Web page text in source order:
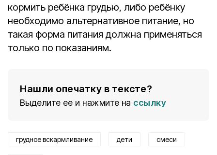
кормить ребёнка грудью, либо ребёнку
необходимо альтернативное питание, но
такая форма питания должна применяться
только по показаниям.
Нашли опечатку в тексте?
Выделите ее и нажмите на ссылку
грудное вскармливание дети смеси